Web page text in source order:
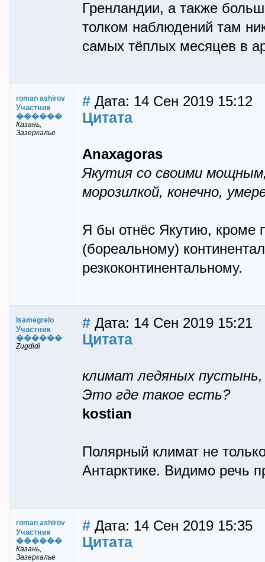
Гренландии, а также
толком наблюдений там
самых тёплых месяцев в
roman ashirov
Участник
������
Казань,
Зазеркалье
# Дата: 14 Сен 2019 15:12
Цитата
Anaxagoras
Якутия со своими
морозилкой, конечно,
Я бы отнёс Якутию, кроме
(бореальному)
резкоконтинентальному.
isamegrelo
Участник
������
Zugdidi
# Дата: 14 Сен 2019 15:21
Цитата
климат ледяных пустынь,
Это где такое есть?
kostian
Полярный климат не
Антарктике. Видимо речь
roman ashirov
Участник
������
Казань,
Зазеркалье
# Дата: 14 Сен 2019 15:35
Цитата